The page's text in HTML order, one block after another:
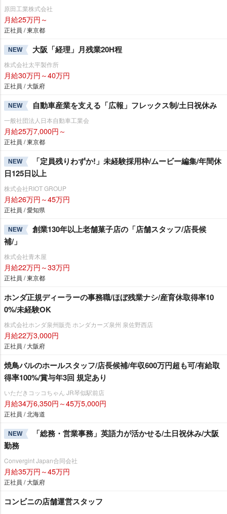
原田工業株式会社
月給25万円～
正社員 / 東京都
NEW 大阪「経理」月残業20H程
株式会社太平製作所
月給30万円～40万円
正社員 / 大阪府
NEW 自動車産業を支える「広報」フレックス制/土日祝休み
一般社団法人日本自動車工業会
月給25万7,000円～
正社員 / 東京都
NEW
「定員残りわずか!」未経験採用枠/ムービー編集/年間休
日125日以上
株式会社RIOT GROUP
月給26万円～45万円
正社員 / 愛知県
NEW
創業130年以上老舗菓子店の「店舗スタッフ/店長候
補/」
株式会社青木屋
月給22万円～33万円
正社員 / 東京都
ホンダ正規ディーラーの事務職/ほぼ残業ナシ/産育休取得率10
0%/未経験OK
株式会社ホンダ泉州販売 ホンダカーズ泉州 泉佐野西店
月給22万3,000円
正社員 / 大阪府
焼鳥バルのホールスタッフ/店長候補/年収600万円超も可/有給取
得率100%/賞与年3回 規定あり
いただきコッコちゃん JR琴似駅前店
月給34万6,350円～45万5,000円
正社員 / 北海道
NEW
「総務・営業事務」英語力が活かせる/土日祝休み/大阪
勤務
Convergint Japan合同会社
月給35万円～45万円
正社員 / 大阪府
コンビニの店舗運営スタッフ